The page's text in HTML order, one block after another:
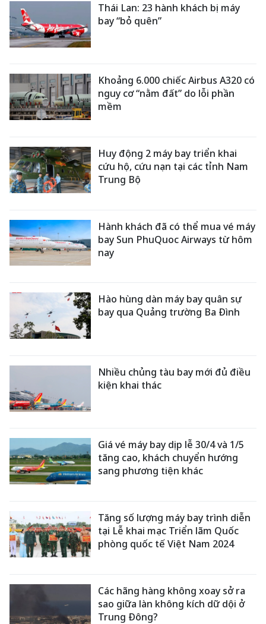
Thái Lan: 23 hành khách bị máy
bay “bỏ quên”
Khoảng 6.000 chiếc Airbus A320 có
nguy cơ “nằm đất” do lỗi phần
mềm
Huy động 2 máy bay triển khai
cứu hộ, cứu nạn tại các tỉnh Nam
Trung Bộ
Hành khách đã có thể mua vé máy
bay Sun PhuQuoc Airways từ hôm
nay
Hào hùng dàn máy bay quân sự
bay qua Quảng trường Ba Đình
Nhiều chủng tàu bay mới đủ điều
kiện khai thác
Giá vé máy bay dịp lễ 30/4 và 1/5
tăng cao, khách chuyển hướng
sang phương tiện khác
Tăng số lượng máy bay trình diễn
tại Lễ khai mạc Triển lãm Quốc
phòng quốc tế Việt Nam 2024
Các hãng hàng không xoay sở ra
sao giữa làn không kích dữ dội ở
Trung Đông?